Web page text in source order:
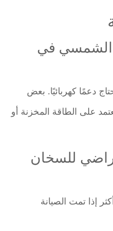
في
دعمًا كهربائيًا. بعض
على الطاقة المخزنة أو
للسخان
أو أكثر إذا تمت الصيانة